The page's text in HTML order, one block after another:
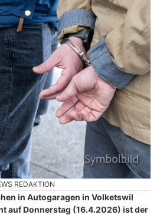
REDAKTION
in Autogaragen in Volketswil
auf Donnerstag (16.4.2026) ist der